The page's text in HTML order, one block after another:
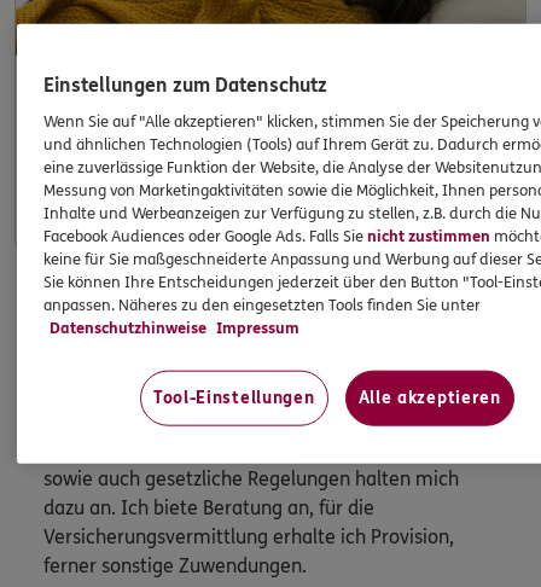
Apps & Mobile Services
Mehr
HINWEIS
Ich bin verpflichtet, Ihnen Auskünfte zu meiner
sowie auch gesetzliche Regelungen halten mich
dazu an. Ich biete Beratung an, für die
Versicherungsvermittlung erhalte ich Provision,
ferner sonstige Zuwendungen.
Einstellungen zum Datenschutz
Wenn Sie auf "Alle akzeptieren" klicken, stimmen Sie der Speicherung
und ähnlichen Technologien (Tools) auf Ihrem Gerät zu. Dadurch
eine zuverlässige Funktion der Website, die Analyse der
Messung von Marketingaktivitäten sowie die Möglichkeit, Ihnen
Inhalte und Werbeanzeigen zur Verfügung zu stellen, z.B. durch die
Facebook Audiences oder Google Ads. Falls Sienicht zustimmen
keine für Sie maßgeschneiderte Anpassung und Werbung auf dieser
Sie können Ihre Entscheidungen jederzeit über den Button "Tool-
anpassen. Näheres zu den eingesetzten Tools finden Sie unter
Datenschutzhinweise Impressum
Tool-Einstellungen Alle akzeptieren